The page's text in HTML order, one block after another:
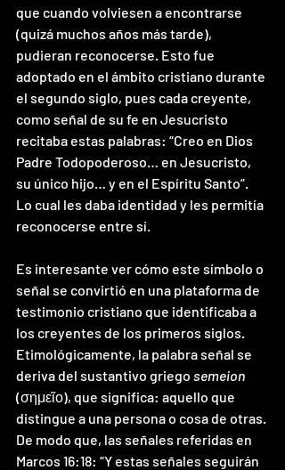
que cuando volviesen a encontrarse
(quizá muchos años más tarde),
pudieran reconocerse. Esto fue
adoptado en el ámbito cristiano durante
el segundo siglo, pues cada creyente,
como señal de su fe en Jesucristo
recitaba estas palabras: “Creo en Dios
Padre Todopoderoso… en Jesucristo,
su único hijo… y en el Espíritu Santo”.
Lo cual les daba identidad y les permitía
reconocerse entre sí.
Es interesante ver cómo este símbolo o
señal se convirtió en una plataforma de
testimonio cristiano que identificaba a
los creyentes de los primeros siglos.
Etimológicamente, la palabra señal se
deriva del sustantivo griego semeion
(σημεῖο), que significa: aquello que
distingue a una persona o cosa de otras.
De modo que, las señales referidas en
Marcos 16:18: “Y estas señales seguirán